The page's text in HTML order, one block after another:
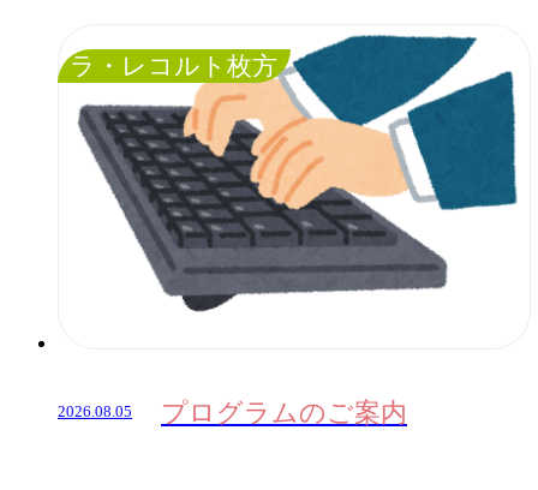
ラ・レコルト枚方
2026.08.05 プログラムのご案内